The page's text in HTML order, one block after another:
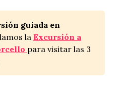
guiada en
la Excursión a
para visitar las 3